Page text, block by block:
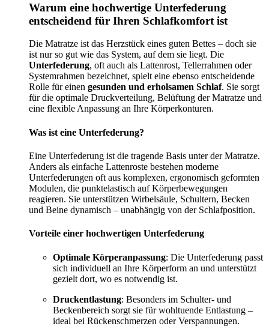
Warum eine hochwertige Unterfederung
entscheidend für Ihren Schlafkomfort ist
Die Matratze ist das Herzstück eines guten Bettes – doch sie
ist nur so gut wie das System, auf dem sie liegt. Die
Unterfederung, oft auch als Lattenrost, Tellerrahmen oder
Systemrahmen bezeichnet, spielt eine ebenso entscheidende
Rolle für einen gesunden und erholsamen Schlaf. Sie sorgt
für die optimale Druckverteilung, Belüftung der Matratze und
eine flexible Anpassung an Ihre Körperkonturen.
Was ist eine Unterfederung?
Eine Unterfederung ist die tragende Basis unter der Matratze.
Anders als einfache Lattenroste bestehen moderne
Unterfederungen oft aus komplexen, ergonomisch geformten
Modulen, die punktelastisch auf Körperbewegungen
reagieren. Sie unterstützen Wirbelsäule, Schultern, Becken
und Beine dynamisch – unabhängig von der Schlafposition.
Vorteile einer hochwertigen Unterfederung
Optimale Körperanpassung: Die Unterfederung passt
sich individuell an Ihre Körperform an und unterstützt
gezielt dort, wo es notwendig ist.
Druckentlastung: Besonders im Schulter- und
Beckenbereich sorgt sie für wohltuende Entlastung –
ideal bei Rückenschmerzen oder Verspannungen.